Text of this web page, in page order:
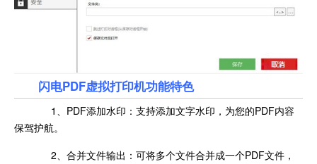
闪电PDF虚拟打印机功能特色
1、PDF添加水印：支持添加文字水印，为您的PDF内容
保驾护航。
2、合并文件输出：可将多个文件合并成一个PDF文件，